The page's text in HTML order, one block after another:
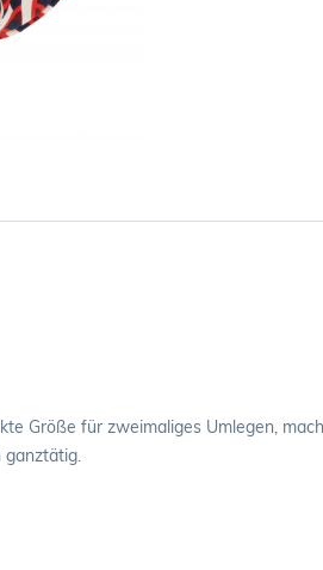
Größe für zweimaliges Umlegen,
ganztätig.